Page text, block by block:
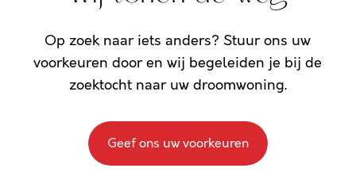
Op zoek naar iets anders? Stuur ons uw
voorkeuren door en wij begeleiden je bij de
zoektocht naar uw droomwoning.
Geef ons uw voorkeuren